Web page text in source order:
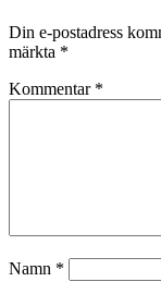
Din e-postadress
märkta *
Kommentar *
Namn *